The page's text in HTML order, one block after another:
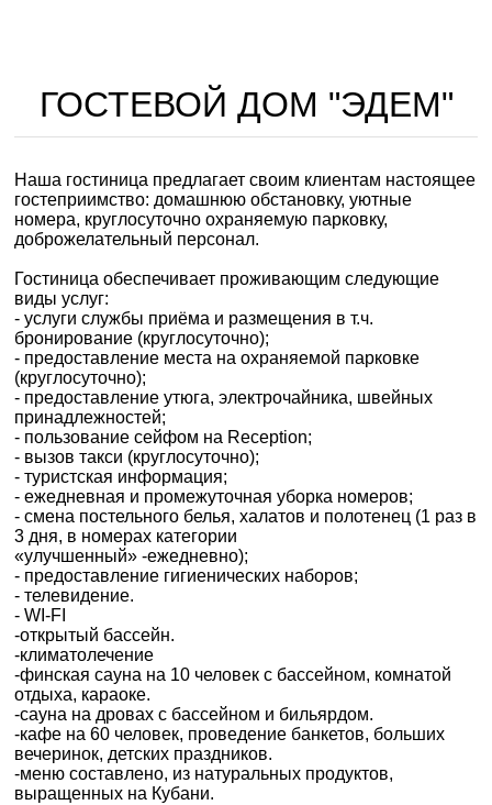
ГОСТЕВОЙ ДОМ "ЭДЕМ"
Наша гостиница предлагает своим клиентам настоящее
гостеприимство: домашнюю обстановку, уютные
номера, круглосуточно охраняемую парковку,
доброжелательный персонал.
Гостиница обеспечивает проживающим следующие
виды услуг:
- услуги службы приёма и размещения в т.ч.
бронирование (круглосуточно);
- предоставление места на охраняемой парковке
(круглосуточно);
- предоставление утюга, электрочайника, швейных
принадлежностей;
- пользование сейфом на Reception;
- вызов такси (круглосуточно);
- туристская информация;
- ежедневная и промежуточная уборка номеров;
- смена постельного белья, халатов и полотенец (1 раз в
3 дня, в номерах категории
«улучшенный» -ежедневно);
- предоставление гигиенических наборов;
- телевидение.
- WI-FI
-открытый бассейн.
-климатолечение
-финская сауна на 10 человек с бассейном, комнатой
отдыха, караоке.
-сауна на дровах с бассейном и бильярдом.
-кафе на 60 человек, проведение банкетов, больших
вечеринок, детских праздников.
-меню составлено, из натуральных продуктов,
выращенных на Кубани.